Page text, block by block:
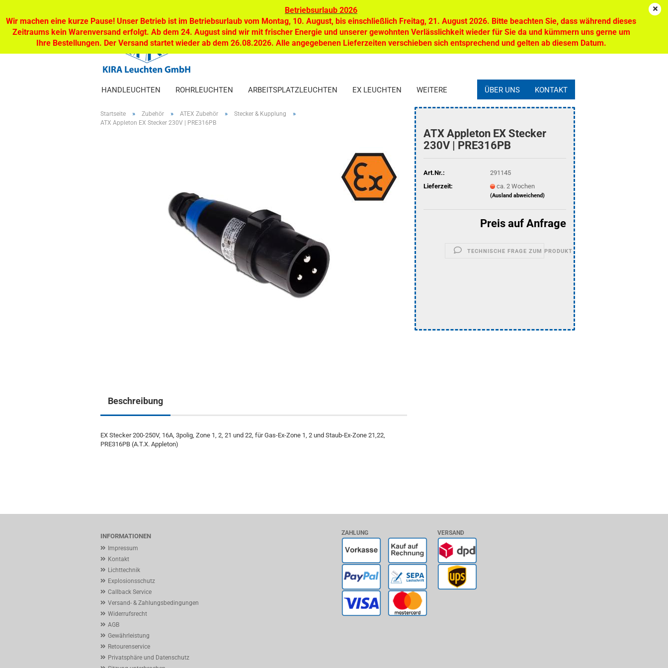
Alle
Suche... Ihr Warenkorb
0,00 EUR
Betriebsurlaub 2026
Wir machen eine kurze Pause! Unser Betrieb ist im Betriebsurlaub vom Montag, 10. August, bis einschließlich Freitag, 21. August 2026. Bitte beachten Sie, dass während dieses
Zeitraums kein Warenversand erfolgt. Ab dem 24. August sind wir mit frischer Energie und unserer gewohnten Verlässlichkeit wieder für Sie da und kümmern uns gerne um
Ihre Bestellungen. Der Versand startet wieder ab dem 26.08.2026. Alle angegebenen Lieferzeiten verschieben sich entsprechend und gelten ab diesem Datum.
HANDLEUCHTEN ROHRLEUCHTEN ARBEITSPLATZLEUCHTEN EX LEUCHTEN ÜBER UNS KONTAKT
WEITERE
Startseite » Zubehör » ATEX Zubehör » Stecker & Kupplung »
ATX Appleton EX Stecker 230V | PRE316PB
ATX Appleton EX Stecker
230V | PRE316PB
Art.Nr.:
291145
Lieferzeit:
ca. 2 Wochen
(Ausland abweichend)
Preis auf Anfrage
TECHNISCHE FRAGE ZUM PRODUKT
Beschreibung
EX Stecker 200-250V, 16A, 3polig, Zone 1, 2, 21 und 22, für Gas-Ex-Zone 1, 2 und Staub-Ex-Zone 21,22,
PRE316PB (A.T.X. Appleton)
INFORMATIONEN
Impressum
Kontakt
Lichttechnik
Explosionsschutz
Callback Service
Versand- & Zahlungsbedingungen
Widerrufsrecht
AGB
Gewährleistung
Retourenservice
Privatsphäre und Datenschutz
ZAHLUNG VERSAND